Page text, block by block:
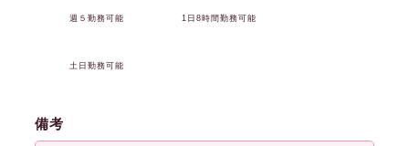
週５勤務可能 1日8時間勤務可能
土日勤務可能
備考